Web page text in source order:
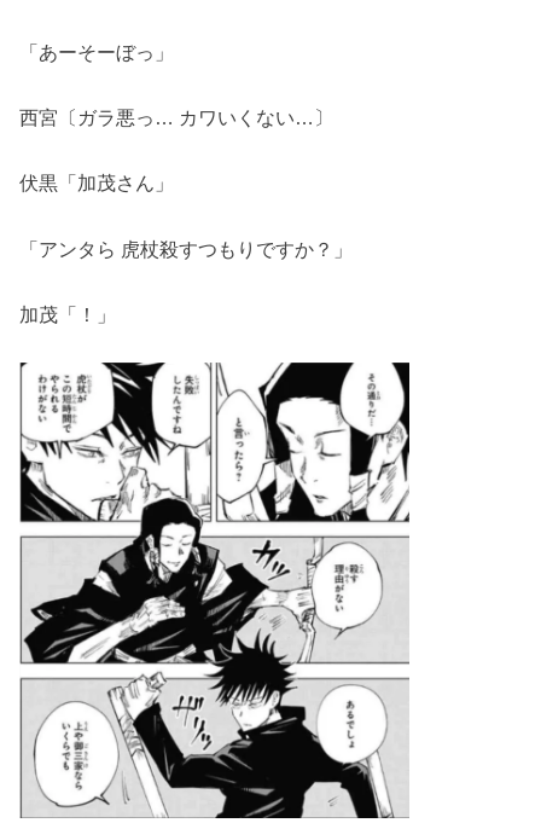
「あーそーぼっ」
西宮〔ガラ悪っ… カワいくない…〕
伏黒「加茂さん」
「アンタら 虎杖殺すつもりですか？」
加茂「！」